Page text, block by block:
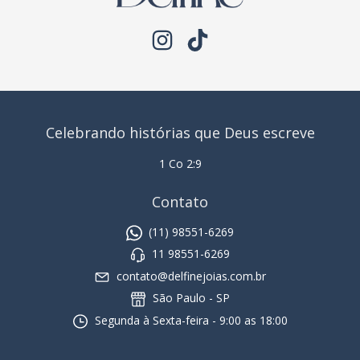
Celebrando histórias que Deus escreve
1 Co 2:9
Contato
(11) 98551-6269
11 98551-6269
contato@delfinejoias.com.br
São Paulo - SP
Segunda à Sexta-feira - 9:00 as 18:00